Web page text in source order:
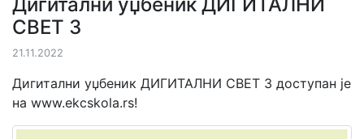
вртиће
Лектира
Акције
Блог
СВЕТ 3
21.11.2022
Дигитални уџбеник ДИГИТАЛНИ СВЕТ 3 доступан је
на www.ekcskola.rs!